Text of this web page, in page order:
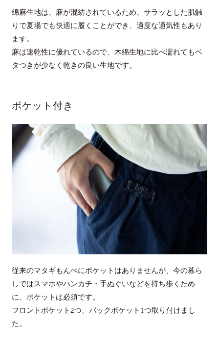
綿麻生地は、麻が混紡されているため、サラッとした肌触
りで夏場でも快適に履くことができ、適度な通気性もあり
ます。
麻は速乾性に優れているので、木綿生地に比べ濡れてもベ
タつきが少なく乾きの良い生地です。
ポケット付き
従来のマタギもんぺにポケットはありませんが、今の暮ら
しではスマホやハンカチ・手ぬぐいなどを持ち歩くため
に、ポケットは必須です。
フロントポケット2つ、バックポケット1つ取り付けまし
た。